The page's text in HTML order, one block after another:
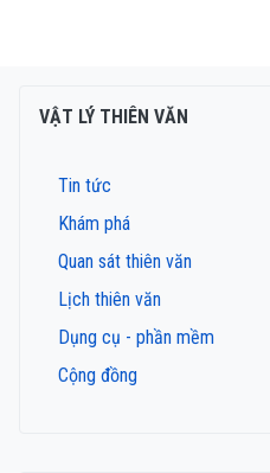
VẬT LÝ THIÊN VĂN
Tin tức
Khám phá
Quan sát thiên văn
Lịch thiên văn
Dụng cụ - phần mềm
Cộng đồng